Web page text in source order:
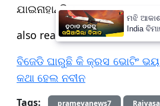
ଯାଇନାହାନ୍ତି ।
also read...
ବିଜେଡି ଘାରୁଛି କି କ୍ରସ ଭୋଟିଂ ଭୟ
କଥା ହେଲ ନବୀନ
Tags: prameyanews7
ମଝି
India